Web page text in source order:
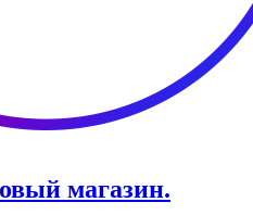
магазин.